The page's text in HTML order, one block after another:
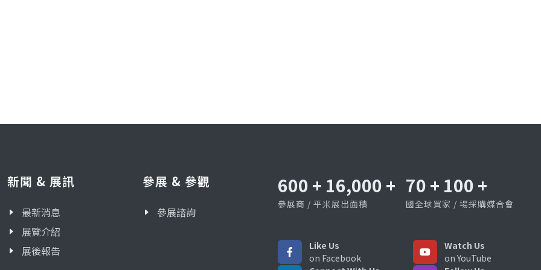
新聞 & 展訊
最新消息
展覽介紹
展後報告
參展 & 參觀
參展諮詢
600 + 16,000 +
參展商 / 平米展出面積
70 + 100 +
國全球買家 / 場採購媒合會
Like Us
on Facebook
Watch Us
on YouTube